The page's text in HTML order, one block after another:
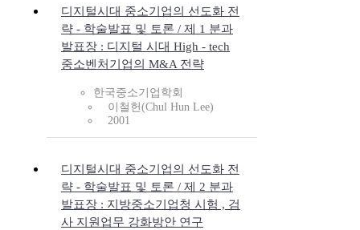
디지털시대 중소기업의 선도화 전
략 - 학술발표 및 토론 / 제 1 분과
발표장 : 디지털 시대 High - tech
중소벤처기업의 M&A 전략
한국중소기업학회
이철헌(Chul Hun Lee)
2001
디지털시대 중소기업의 선도화 전
략 - 학술발표 및 토론 / 제 2 분과
발표장 : 지방중소기업청 시험 , 검
사 지원업무 강화방안 연구